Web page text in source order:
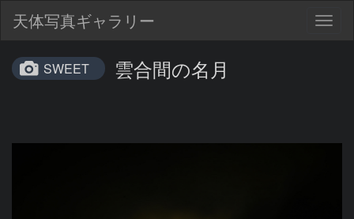
天体写真ギャラリー
SWEET 雲合間の名月